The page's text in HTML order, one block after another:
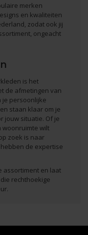
merken
en kwaliteiten
zodat ook jij
ongeacht
is het
de afmetingen van
je persoonlijke
staan klaar om je
jouw situatie. Of je
woonruimte wilt
zoek is naar
de expertise
assortiment en laat
rechthoekige